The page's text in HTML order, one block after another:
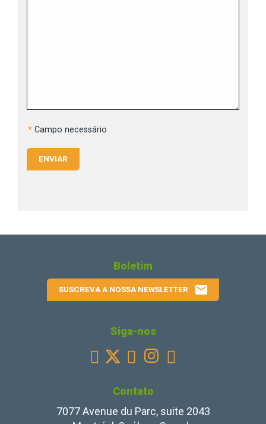
* Campo necessário
ENVIAR
Boletim
SUSCREVA A NOSSA NEWSLETTER email
Siga-nos
 Facebook
 YoutubeInstagram

Contato
7077 Avenue du Parc, suite 2043